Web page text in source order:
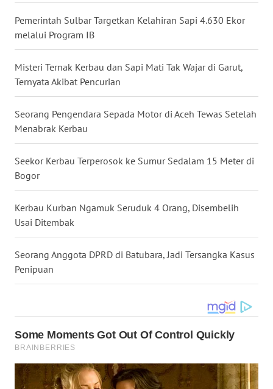
Pemerintah Sulbar Targetkan Kelahiran Sapi 4.630 Ekor
melalui Program IB
Misteri Ternak Kerbau dan Sapi Mati Tak Wajar di Garut,
Ternyata Akibat Pencurian
Seorang Pengendara Sepada Motor di Aceh Tewas Setelah
Menabrak Kerbau
Seekor Kerbau Terperosok ke Sumur Sedalam 15 Meter di
Bogor
Kerbau Kurban Ngamuk Seruduk 4 Orang, Disembelih
Usai Ditembak
Seorang Anggota DPRD di Batubara, Jadi Tersangka Kasus
Penipuan
LAMPUNG
WN
JATENG
WN
NUSANTARA
WN
JOGJA
WN
WN
KALTENG
WN
KALTARA